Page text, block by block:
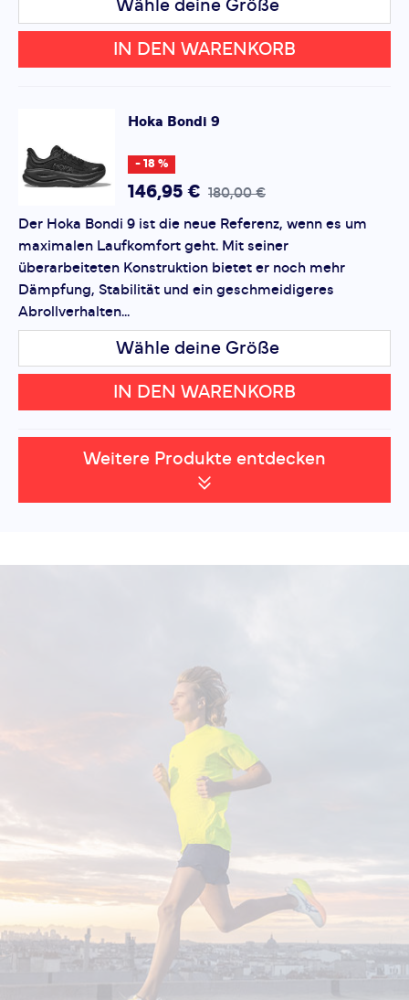
Gewicht:Ca. 297 g (Herren, Größe 10); ca. 263 g
(Damen, Größe 8)
Tägliches Training, lange Läufe,
Walking
Der HOKA Bondi 9 ist ideal für Läufer, die maximalen
Trainingseinheiten suchen. Mit seinen Verbesserungen
bietet er ein noch weicheres und angenehmeres
Laufgefühl und unterstützt Sie dabei, Ihre Laufziele zu
erreichen.
Wähle deine Größe
IN DEN WARENKORB
Hoka Bondi 9
- 18 %
146,95 € 180,00 €
Der Hoka Bondi 9 ist die neue Referenz, wenn es um
maximalen Laufkomfort geht. Mit seiner
überarbeiteten Konstruktion bietet er noch mehr
Dämpfung, Stabilität und ein geschmeidigeres
Abrollverhalten...
Wähle deine Größe
IN DEN WARENKORB
Weitere Produkte entdecken